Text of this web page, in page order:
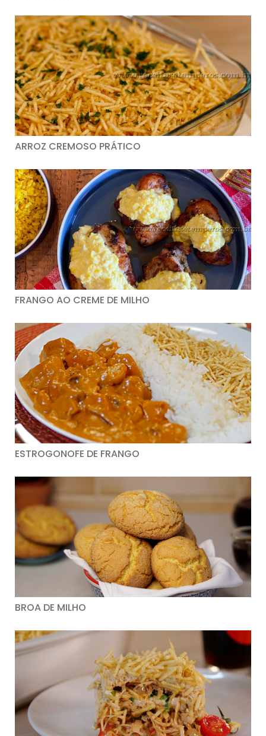
ARROZ CREMOSO PRÁTICO
FRANGO AO CREME DE MILHO
ESTROGONOFE DE FRANGO
BROA DE MILHO